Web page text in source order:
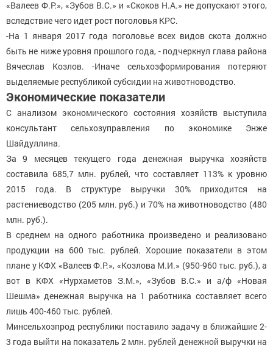
«Валеев Ф.Р.», «Зубов В.С.» и «Скоков Н.А.» не допускают этого,
вследствие чего идет рост поголовья КРС.
-На 1 января 2017 года поголовье всех видов скота должно
быть не ниже уровня прошлого года, - подчеркнул глава района
Вячеслав Козлов. -Иначе сельхозформирования потеряют
выделяемые республикой субсидии на животноводство.
Экономические показатели
С анализом экономического состояния хозяйств выступила
консультант сельхозуправления по экономике Энже
Шайдуллина.
За 9 месяцев текущего года денежная выручка хозяйств
составила 685,7 млн. рублей, что составляет 113% к уровню
2015 года. В структуре выручки 30% приходится на
растениеводство (205 млн. руб.) и 70% на животноводство (480
млн. руб.).
В среднем на одного работника произведено и реализовано
продукции на 600 тыс. рублей. Хорошие показатели в этом
плане у КФХ «Валеев Ф.Р.», «Козлова М.И.» (950-960 тыс. руб.), а
вот в КФХ «Нурхаметов З.М.», «Зубов В.С.» и а/ф «Новая
Шешма» денежная выручка на 1 работника составляет всего
лишь 400-460 тыс. рублей.
Минсельхозпрод республики поставило задачу в ближайшие 2-
3 года выйти на показатель 2 млн. рублей денежной выручки на